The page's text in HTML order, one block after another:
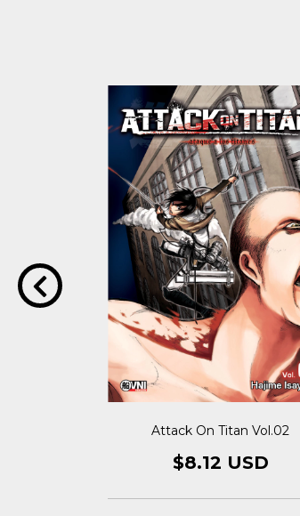
Attack On Titan Vol.02
$8.12 USD